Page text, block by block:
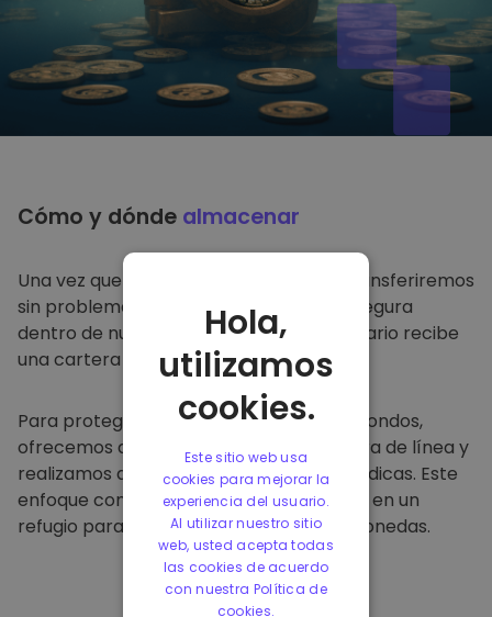
Cómo y dónde almacenar
Una vez que compre en
, lo transferiremos
sin problemas a su cartera dedicada y segura
dentro de nuestra plataforma. Cada usuario recibe
una cartera individual.
Para proteger a nuestros clientes y sus fondos,
ofrecemos almacenamiento seguro fuera de línea y
realizamos auditorías de seguridad periódicas. Este
enfoque convierte a nuestra plataforma en un
refugio para almacenar y otras criptomonedas.
Hola,
utilizamos
cookies.
Este sitio web usa
cookies para mejorar la
experiencia del usuario.
Al utilizar nuestro sitio
web, usted acepta todas
las cookies de acuerdo
con nuestra Política de
cookies.